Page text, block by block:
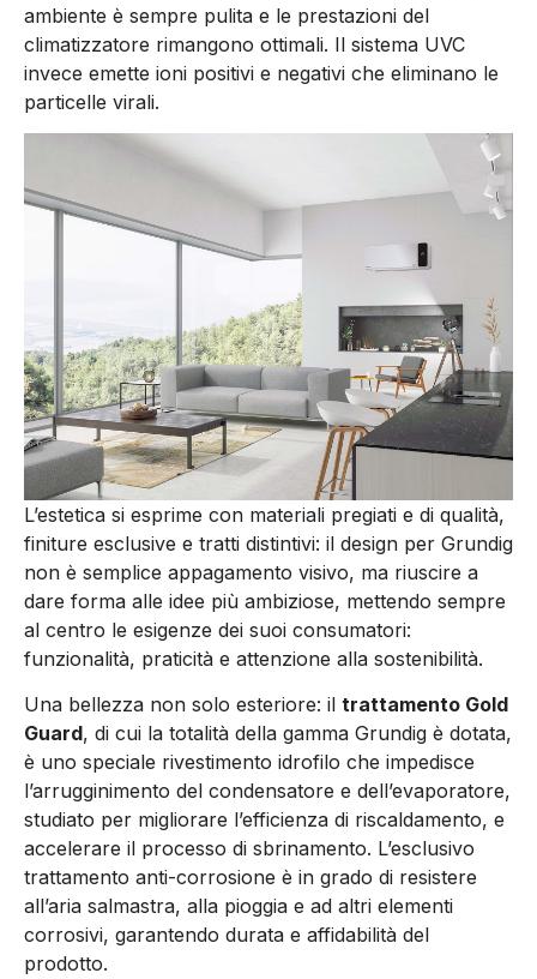
ambiente è sempre pulita e le prestazioni del
climatizzatore rimangono ottimali. Il sistema UVC
invece emette ioni positivi e negativi che eliminano le
particelle virali.
L’estetica si esprime con materiali pregiati e di qualità,
finiture esclusive e tratti distintivi: il design per Grundig
non è semplice appagamento visivo, ma riuscire a
dare forma alle idee più ambiziose, mettendo sempre
al centro le esigenze dei suoi consumatori:
funzionalità, praticità e attenzione alla sostenibilità.
Una bellezza non solo esteriore: il trattamento Gold
Guard, di cui la totalità della gamma Grundig è dotata,
è uno speciale rivestimento idrofilo che impedisce
l’arrugginimento del condensatore e dell’evaporatore,
studiato per migliorare l’efficienza di riscaldamento, e
accelerare il processo di sbrinamento. L’esclusivo
trattamento anti-corrosione è in grado di resistere
all’aria salmastra, alla pioggia e ad altri elementi
corrosivi, garantendo durata e affidabilità del
prodotto.